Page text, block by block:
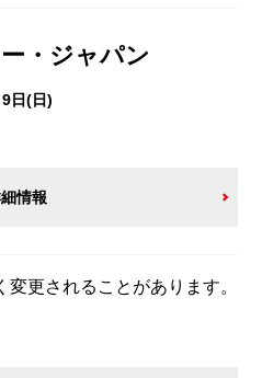
・ジャパン
日(日)
情報
変更されることがあります。